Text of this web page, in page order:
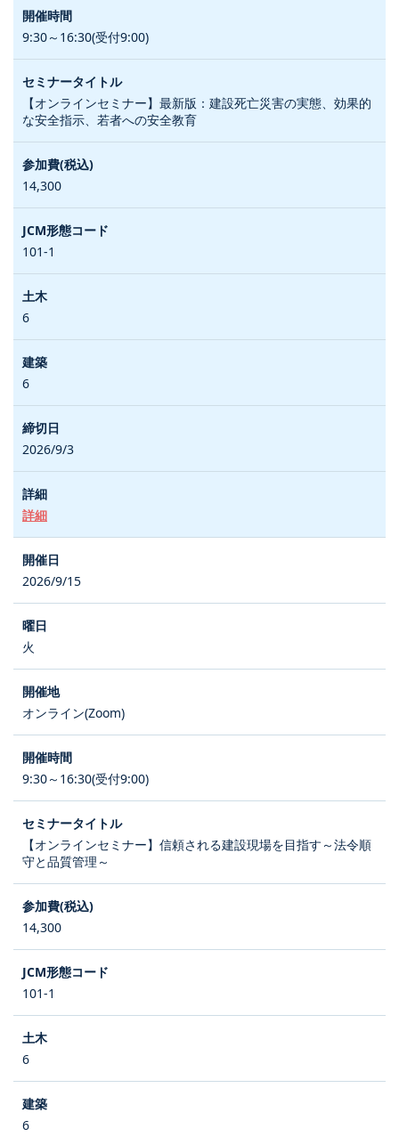
9:30～16:30(受付9:00)
【オンラインセミナー】最新版：建設死亡災害の実態、効果的
な安全指示、若者への安全教育
14,300
101-1
6
6
2026/9/3
詳細
2026/9/15
火
オンライン(Zoom)
9:30～16:30(受付9:00)
【オンラインセミナー】信頼される建設現場を目指す～法令順
守と品質管理～
14,300
101-1
6
6